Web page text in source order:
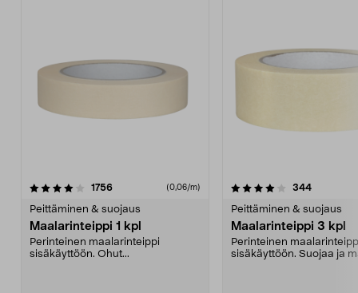
1756arvostelut (0,06/m)
Peittäminen & suojaus
Maalarinteippi 1 kpl
Perinteinen maalarinteippi
sisäkäyttöön. Ohut...
4.0 viidestä
344arvostelut
Peittäminen & suojaus
Maalarinteippi 3 kpl
Perinteinen
sisäkäyttöön. Suojaa ja
4.0 viidestä